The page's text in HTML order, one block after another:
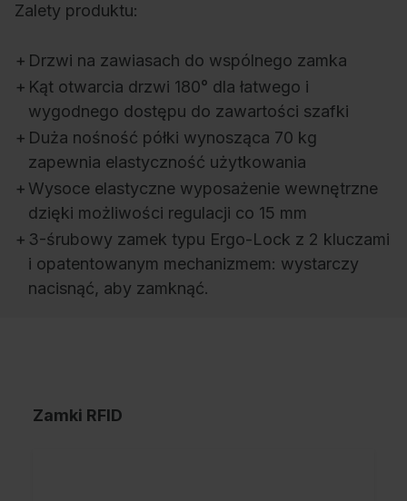
Zalety produktu:
+ Drzwi na zawiasach do wspólnego zamka
+ Kąt otwarcia drzwi 180° dla łatwego i
wygodnego dostępu do zawartości szafki
+ Duża nośność półki wynosząca 70 kg
zapewnia elastyczność użytkowania
+ Wysoce elastyczne wyposażenie wewnętrzne
dzięki możliwości regulacji co 15 mm
+ 3-śrubowy zamek typu Ergo-Lock z 2 kluczami
i opatentowanym mechanizmem: wystarczy
nacisnąć, aby zamknąć.
Zamki RFID